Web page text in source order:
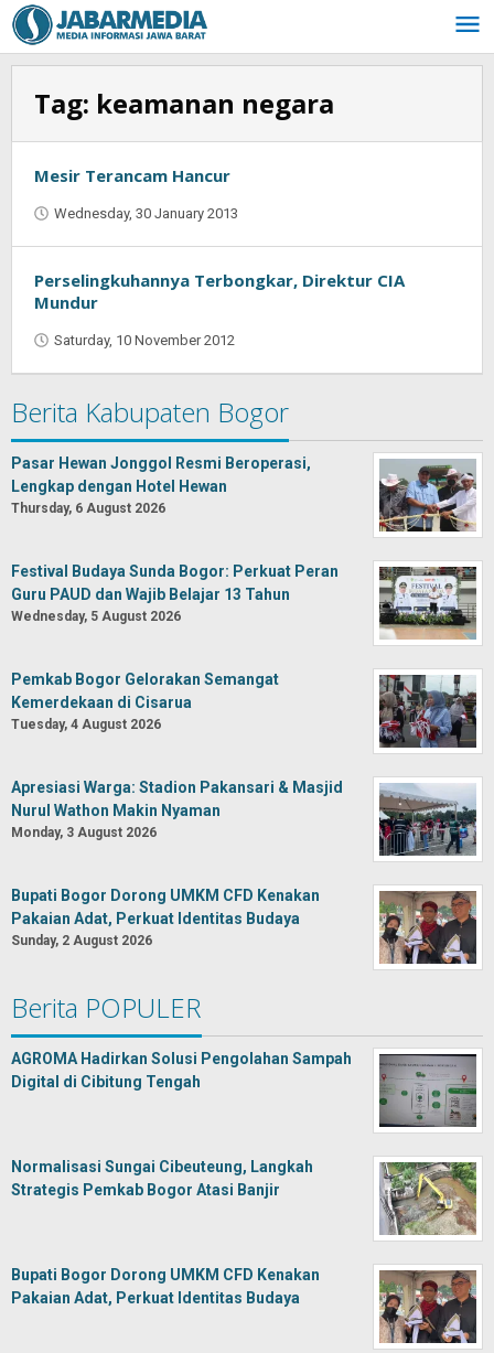
Skip
to
content
Tag: keamanan negara
Mesir Terancam Hancur
Wednesday, 30 January 2013
Perselingkuhannya Terbongkar, Direktur CIA
Mundur
Saturday, 10 November 2012
Berita Kabupaten Bogor
Pasar Hewan Jonggol Resmi Beroperasi,
Lengkap dengan Hotel Hewan
Thursday, 6 August 2026
Festival Budaya Sunda Bogor: Perkuat Peran
Guru PAUD dan Wajib Belajar 13 Tahun
Wednesday, 5 August 2026
Pemkab Bogor Gelorakan Semangat
Kemerdekaan di Cisarua
Tuesday, 4 August 2026
Apresiasi Warga: Stadion Pakansari & Masjid
Nurul Wathon Makin Nyaman
Monday, 3 August 2026
Bupati Bogor Dorong UMKM CFD Kenakan
Pakaian Adat, Perkuat Identitas Budaya
Sunday, 2 August 2026
Berita POPULER
AGROMA Hadirkan Solusi Pengolahan Sampah
Digital di Cibitung Tengah
Normalisasi Sungai Cibeuteung, Langkah
Strategis Pemkab Bogor Atasi Banjir
Bupati Bogor Dorong UMKM CFD Kenakan
Pakaian Adat, Perkuat Identitas Budaya